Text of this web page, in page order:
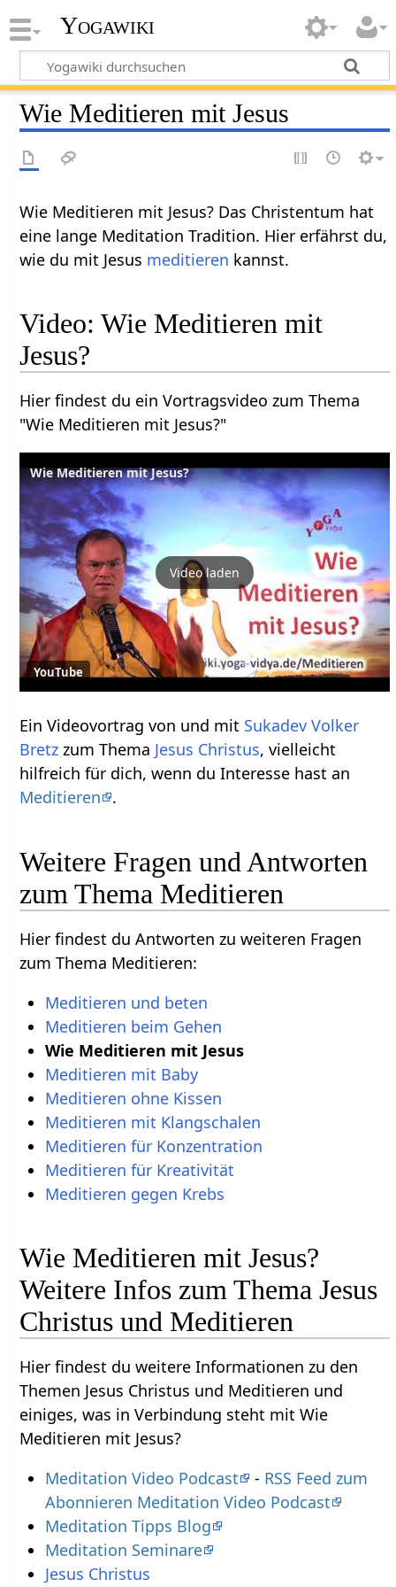
Yogawiki
Wie Meditieren mit Jesus
Wie Meditieren mit Jesus? Das Christentum hat
eine lange Meditation Tradition. Hier erfährst du,
wie du mit Jesus meditieren kannst.
Video: Wie Meditieren mit
Jesus?
Hier findest du ein Vortragsvideo zum Thema
"Wie Meditieren mit Jesus?"
Wie Meditieren mit Jesus?
Video laden
YouTube
Ein Videovortrag von und mit Sukadev Volker
Bretz zum Thema Jesus Christus, vielleicht
hilfreich für dich, wenn du Interesse hast an
Meditieren
.
Weitere Fragen und Antworten
zum Thema Meditieren
Hier findest du Antworten zu weiteren Fragen
zum Thema Meditieren:
Meditieren und beten
Meditieren beim Gehen
Wie Meditieren mit Jesus
Meditieren mit Baby
Meditieren ohne Kissen
Meditieren mit Klangschalen
Meditieren für Konzentration
Meditieren für Kreativität
Meditieren gegen Krebs
Wie Meditieren mit Jesus?
Weitere Infos zum Thema Jesus
Christus und Meditieren
Hier findest du weitere Informationen zu den
Themen Jesus Christus und Meditieren und
einiges, was in Verbindung steht mit Wie
Meditieren mit Jesus?
Meditation Video Podcast
- RSS Feed zum
Abonnieren Meditation Video Podcast
Meditation Tipps Blog
Meditation Seminare
Jesus Christus